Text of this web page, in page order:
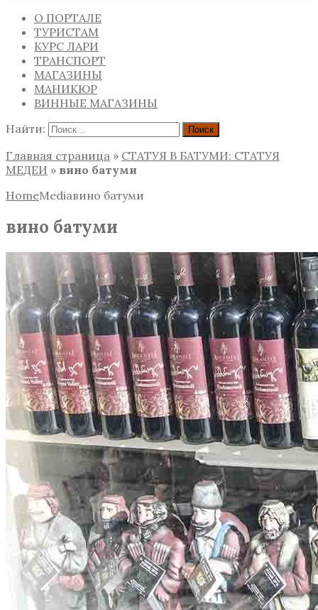
О ПОРТАЛЕ
ТУРИСТАМ
КУРС ЛАРИ
ТРАНСПОРТ
МАГАЗИНЫ
МАНИКЮР
ВИННЫЕ МАГАЗИНЫ
Найти:
Главная страница » СТАТУЯ В БАТУМИ: СТАТУЯ
МЕДЕИ » вино батуми
HomeMediaвино батуми
вино батуми